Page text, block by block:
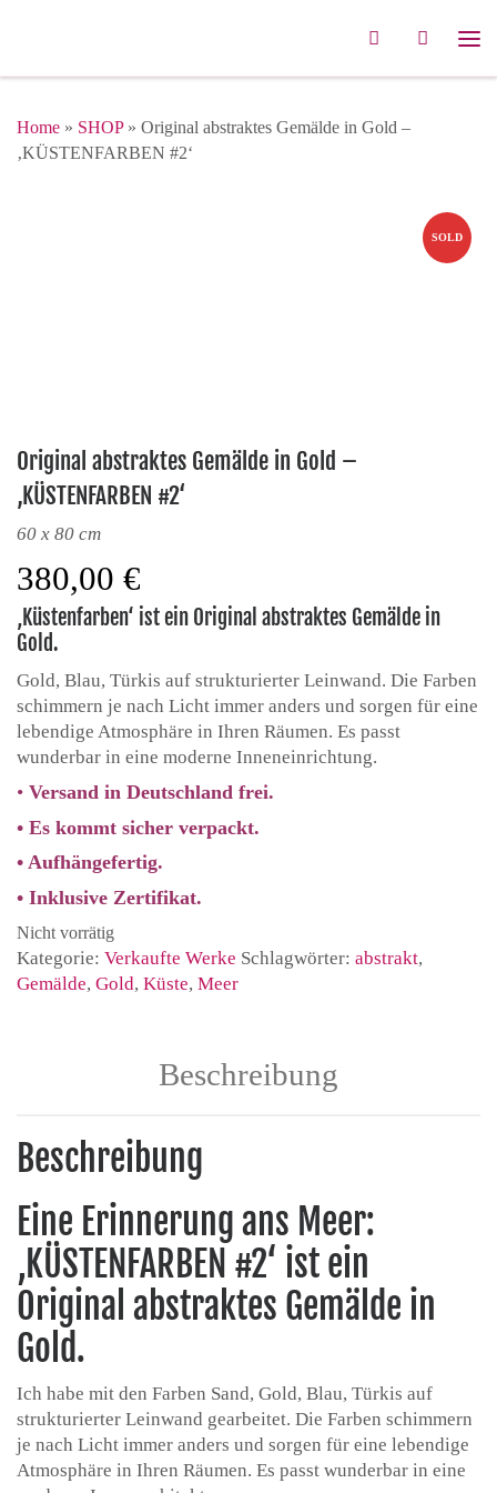
Search
Home » SHOP» Original abstraktes Gemälde in Gold –
‚KÜSTENFARBEN #2‘
SOLD
Original abstraktes Gemälde in Gold –
‚KÜSTENFARBEN #2‘
60 x 80 cm
380,00 €
‚Küstenfarben‘ ist ein Original abstraktes Gemälde in
Gold.
Gold, Blau, Türkis auf strukturierter Leinwand. Die Farben
schimmern je nach Licht immer anders und sorgen für eine
lebendige Atmosphäre in Ihren Räumen. Es passt
wunderbar in eine moderne Inneneinrichtung.
• Versand in Deutschland frei.
• Es kommt sicher verpackt.
• Aufhängefertig.
• Inklusive Zertifikat.
Nicht vorrätig
Kategorie: Verkaufte Werke Schlagwörter: abstrakt,
Gemälde, Gold, Küste, Meer
Beschreibung
Beschreibung
Eine Erinnerung ans Meer:
‚KÜSTENFARBEN #2‘ ist ein
Original abstraktes Gemälde in
Gold.
Ich habe mit den Farben Sand, Gold, Blau, Türkis auf
strukturierter Leinwand gearbeitet. Die Farben schimmern
je nach Licht immer anders und sorgen für eine lebendige
Atmosphäre in Ihren Räumen. Es passt wunderbar in eine